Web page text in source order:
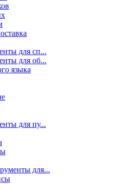
для сп...
для об...
языка
для пу...
для...